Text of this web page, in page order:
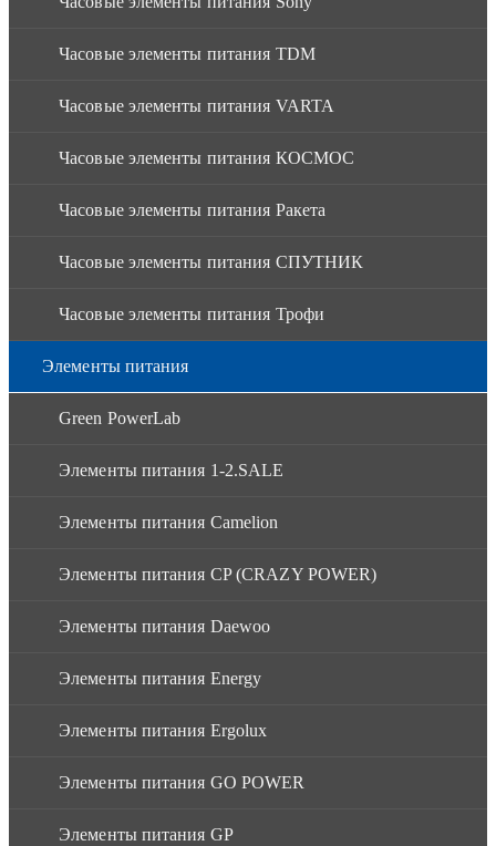
Часовые элементы питания TDM
Часовые элементы питания VARTA
Часовые элементы питания КОСМОС
Часовые элементы питания Ракета
Часовые элементы питания СПУТНИК
Часовые элементы питания Трофи
Элементы питания
Green PowerLab
Элементы питания 1-2.SALE
Элементы питания Camelion
Элементы питания CP (CRAZY POWER)
Элементы питания Daewoo
Элементы питания Energy
Элементы питания Ergolux
Элементы питания GO POWER
Элементы питания GP